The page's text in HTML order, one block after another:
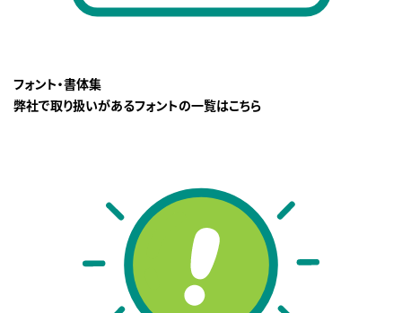
フォント・書体集
弊社で取り扱いがあるフォントの一覧はこちら